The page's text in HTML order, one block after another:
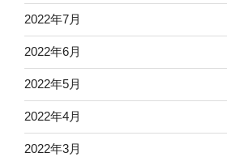
2022年7月
2022年6月
2022年5月
2022年4月
2022年3月